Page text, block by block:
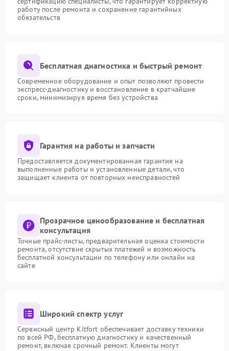
работу после ремонта и сохранение гарантийных
обязательств
Бесплатная диагностика и быстрый ремонт
Современное оборудование и опыт позволяют провести
экспресс-диагностику и восстановление в кратчайшие
сроки, минимизируя время без устройства
Гарантия на работы и запчасти
Предоставляется документированная гарантия на
выполненные работы и установленные детали, что
защищает клиента от повторных неисправностей
Прозрачное ценообразование и бесплатная
консультация
Точные прайс-листы, предварительная оценка стоимости
ремонта, отсутствие скрытых платежей и возможность
бесплатной консультации по телефону или онлайн на
сайте
Широкий спектр услуг
Сервисный центр Kitfort обеспечивает доставку техники
по всей РФ, бесплатную диагностику и качественный
ремонт, включая срочный ремонт. Клиенты могут